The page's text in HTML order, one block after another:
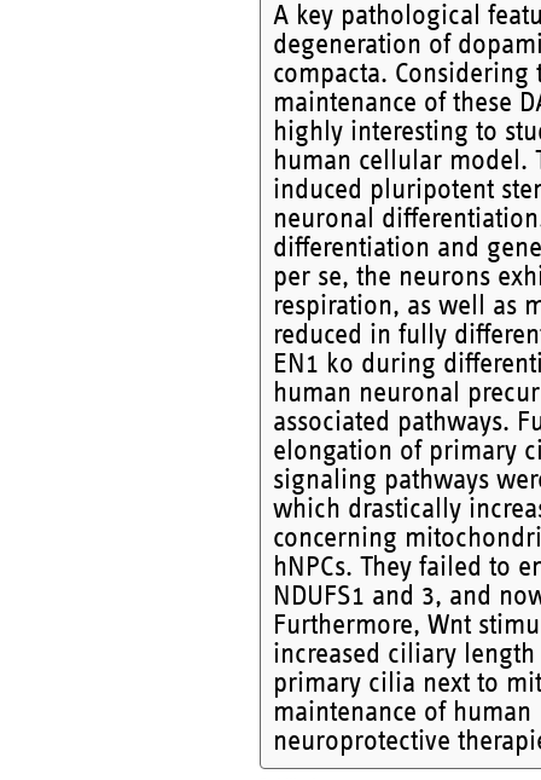
A key pathological
degeneration of
compacta.
maintenance of these
highly interesting to
human cellular model.
induced pluripotent
neuronal
differentiation and
per se, the neurons
respiration, as well as
reduced in fully
EN1 ko during
human neuronal
associated pathways.
elongation of primary
signaling pathways
which drastically
concerning
hNPCs. They failed to
NDUFS1 and 3, and
Furthermore, Wnt
increased ciliary
primary cilia next to
maintenance of
neuroprotective